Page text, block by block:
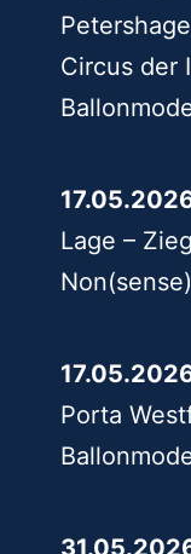
Circus der
Lage –
Porta